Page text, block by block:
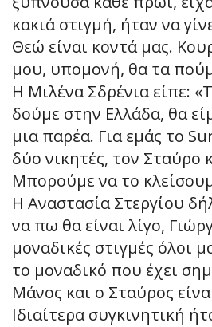
κακιά στιγμή, ήταν να
Θεώ είναι κοντά μας.
μου, υπομονή, θα τα
Η Μιλένα Σδρένια είπε:
δούμε στην Ελλάδα, θα
μια παρέα. Για εμάς το
δύο νικητές, τον Σταύρο
Μπορούμε να το
Η Αναστασία Στεργίου
να πω θα είναι λίγο,
μοναδικές στιγμές όλοι
το μοναδικό που έχει
Μάνος και ο Σταύρος
Ιδιαίτερα συγκινητική